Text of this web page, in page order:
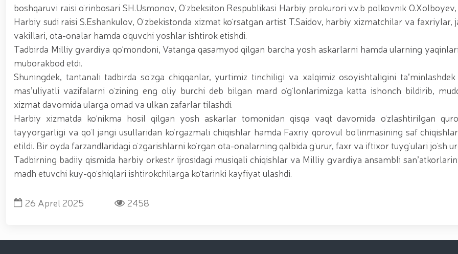
boshqaruvi raisi oʻrinbosari SH.Usmonov, Oʻzbeksiton Respublikasi Harbiy prokurori v.v.b polkovnik
Harbiy sudi raisi S.Eshankulov, Oʻzbekistonda xizmat koʻrsatgan artist T.Saidov, harbiy xizmatchilar va faxriylar,
vakillari, ota-onalar hamda oʻquvchi yoshlar ishtirok etishdi.
Tadbirda Milliy gvardiya qoʻmondoni, Vatanga qasamyod qilgan barcha yosh askarlarni hamda ularning
muborakbod etdi.
Shuningdek, tantanali tadbirda soʻzga chiqqanlar, yurtimiz tinchiligi va xalqimiz osoyishtaligini
masʼuliyatli vazifalarni oʻzining eng oliy burchi deb bilgan mard oʻgʻlonlarimizga katta ishonch bildirib,
xizmat davomida ularga omad va ulkan zafarlar tilashdi.
Harbiy xizmatda koʻnikma hosil qilgan yosh askarlar tomonidan qisqa vaqt davomida oʻzlashtirilgan
tayyorgarligi va qoʻl jangi usullaridan koʻrgazmali chiqishlar hamda Faxriy qorovul boʻlinmasining saf
etildi. Bir oyda farzandlaridagi oʻzgarishlarni koʻrgan ota-onalarning qalbida gʻurur, faxr va iftixor tuygʻulari joʻsh
Tadbirning badiiy qismida harbiy orkestr ijrosidagi musiqali chiqishlar va Milliy gvardiya ansambli
madh etuvchi kuy-qoʻshiqlari ishtirokchilarga koʻtarinki kayfiyat ulashdi.
26 Aprel 2025 2458